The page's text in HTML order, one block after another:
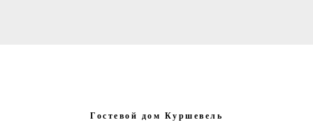
Гостевой дом Куршевель